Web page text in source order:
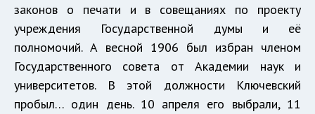
законов о печати и в совещаниях по проекту
учреждения Государственной думы и её
полномочий. А весной 1906 был избран членом
Государственного совета от Академии наук и
университетов. В этой должности Ключевский
пробыл… один день. 10 апреля его выбрали, 11